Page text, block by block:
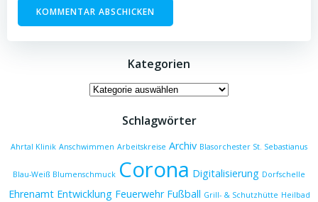
Kategorien
Kategorien
Schlagwörter
Ahrtal Klinik Anschwimmen Arbeitskreise Archiv Blasorchester St. Sebastianus
Blau-Weiß Blumenschmuck Corona Digitalisierung Dorfschelle
Ehrenamt Entwicklung Feuerwehr Fußball Grill- & Schutzhütte Heilbad